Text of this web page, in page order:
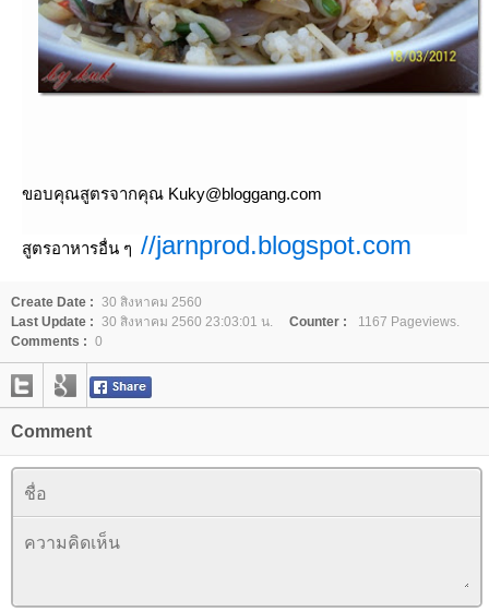
ขอบคุณสูตรจากคุณ Kuky@bloggang.com
สูตรอาหารอื่น ๆ //jarnprod.blogspot.com
Create Date : 30 สิงหาคม 2560
Last Update : 30 สิงหาคม 2560 23:03:01 น. Counter :
1167 Pageviews.
Comments : 0
Comment